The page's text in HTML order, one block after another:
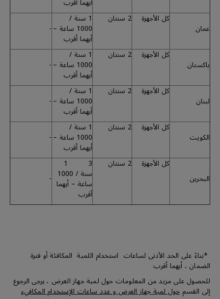
عمان
كل الأجهزة 2 سنتان 1 سنة /
1000 ساعة –
أيهما أقرب
-
باكستان
كل الأجهزة 2 سنتان 1 سنة /
1000 ساعة –
أيهما أقرب
-
لبنان
كل الأجهزة 2 سنتان 1 سنة /
1000 ساعة –
أيهما أقرب
-
الكويت
كل الأجهزة 2 سنتان 1 سنة /
1000 ساعة –
أيهما أقرب
-
البحرين
كل الأجهزة 2 سنتان 3 1
سنة / 1000
ساعة – أيهما
أقرب
-
*بناءً على الحد الأدنى لساعات استخدام اللمبة المكافئة أو فترة
الضمان ، أيهما أقرب
للحصول على مزيد من المعلومات حول لمبة جهاز العرض ، يرجى الرجوع
إلى القسم حول لمبة جهاز العرض و عدد ساعات الإستخدام المكافيء